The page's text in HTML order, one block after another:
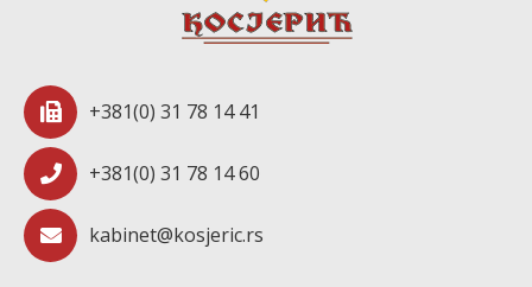
+381(0) 31 78 14 41
+381(0) 31 78 14 60
kabinet@kosjeric.rs